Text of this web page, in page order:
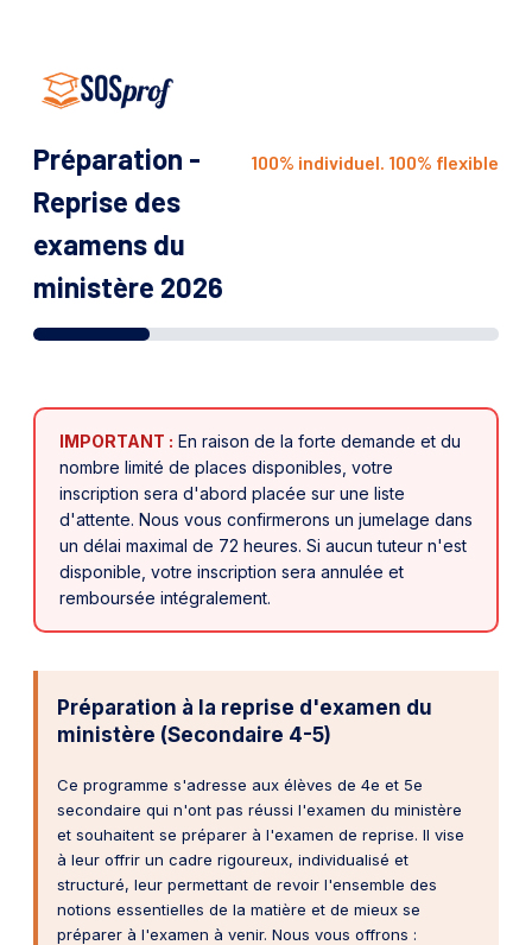
Préparation -
Reprise des
examens du
ministère 2026
100% individuel. 100% flexible
IMPORTANT : En raison de la forte demande et du
nombre limité de places disponibles, votre
inscription sera d'abord placée sur une liste
d'attente. Nous vous confirmerons un jumelage dans
un délai maximal de 72 heures. Si aucun tuteur n'est
disponible, votre inscription sera annulée et
remboursée intégralement.
Préparation à la reprise d'examen du
ministère (Secondaire 4-5)
Ce programme s'adresse aux élèves de 4e et 5e
secondaire qui n'ont pas réussi l'examen du ministère
et souhaitent se préparer à l'examen de reprise. Il vise
à leur offrir un cadre rigoureux, individualisé et
structuré, leur permettant de revoir l'ensemble des
notions essentielles de la matière et de mieux se
préparer à l'examen à venir. Nous vous offrons :